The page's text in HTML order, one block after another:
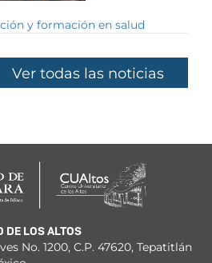
y formación en salud
Ver todas las noticias
DE LOS ALTOS
No. 1200, C.P. 47620, Tepatitlán